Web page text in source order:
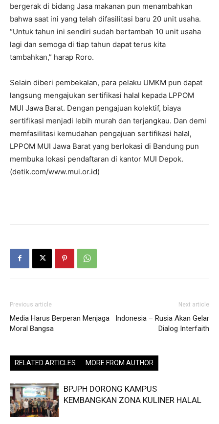
bergerak di bidang Jasa makanan pun menambahkan
bahwa saat ini yang telah difasilitasi baru 20 unit usaha.
“Untuk tahun ini sendiri sudah bertambah 10 unit usaha
lagi dan semoga di tiap tahun dapat terus kita
tambahkan,” harap Roro.
Selain diberi pembekalan, para pelaku UMKM pun dapat
langsung mengajukan sertifikasi halal kepada LPPOM
MUI Jawa Barat. Dengan pengajuan kolektif, biaya
sertifikasi menjadi lebih murah dan terjangkau. Dan demi
memfasilitasi kemudahan pengajuan sertifikasi halal,
LPPOM MUI Jawa Barat yang berlokasi di Bandung pun
membuka lokasi pendaftaran di kantor MUI Depok.
(detik.com/www.mui.or.id)
Previous article
Media Harus Berperan Menjaga
Moral Bangsa
Next article
Indonesia – Rusia Akan Gelar
Dialog Interfaith
RELATED ARTICLES MORE FROM AUTHOR
BPJPH DORONG KAMPUS
KEMBANGKAN ZONA KULINER HALAL